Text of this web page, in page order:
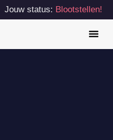
Jouw status: Blootstellen!